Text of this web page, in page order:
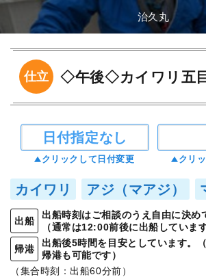
治久丸
仕立 ◇午後◇カイワリ五
日付指定なし
クリックして日付変更 クリ
カイワリ アジ（マアジ）
出船
出船時刻はご相談のうえ自由に決め
（通常は12:00前後に出船しています
帰港
出船後5時間を目安としています。
帰港も可能です）
（集合時刻：出船60分前）